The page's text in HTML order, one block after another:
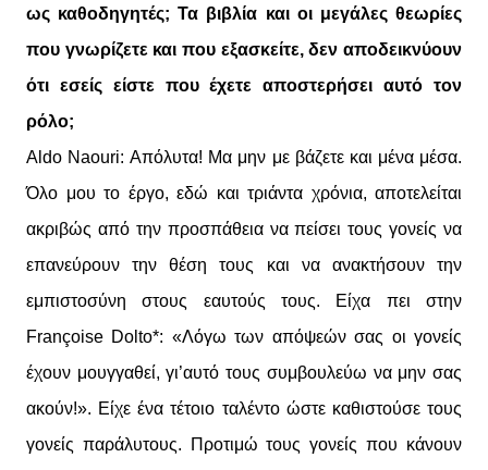
ως καθοδηγητές; Τα βιβλία και οι μεγάλες θεωρίες
που γνωρίζετε και που εξασκείτε, δεν αποδεικνύουν
ότι εσείς είστε που έχετε αποστερήσει αυτό τον
ρόλο;
Aldo Naouri: Απόλυτα! Μα μην με βάζετε και μένα μέσα.
Όλο μου το έργο, εδώ και τριάντα χρόνια, αποτελείται
ακριβώς από την προσπάθεια να πείσει τους γονείς να
επανεύρουν την θέση τους και να ανακτήσουν την
εμπιστοσύνη στους εαυτούς τους. Είχα πει στην
Françoise Dolto*: «Λόγω των απόψεών σας οι γονείς
έχουν μουγγαθεί, γι’αυτό τους συμβουλεύω να μην σας
ακούν!». Είχε ένα τέτοιο ταλέντο ώστε καθιστούσε τους
γονείς παράλυτους. Προτιμώ τους γονείς που κάνουν